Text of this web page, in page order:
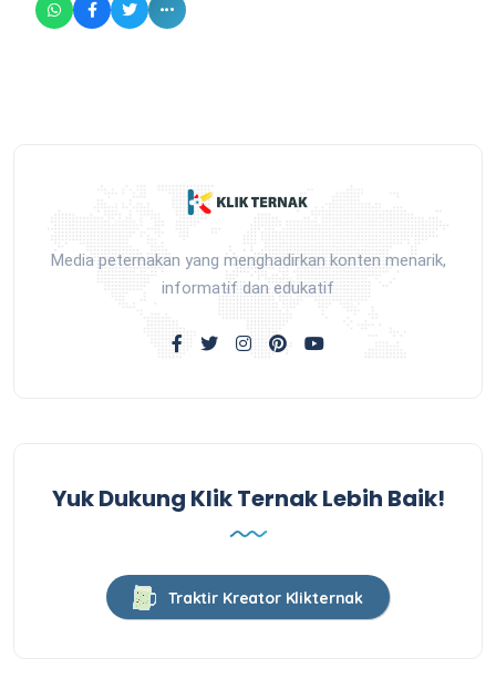
Media peternakan yang menghadirkan konten menarik,
informatif dan edukatif
Yuk Dukung Klik Ternak Lebih Baik!
Traktir Kreator Klikternak